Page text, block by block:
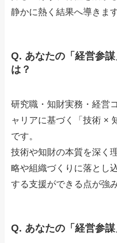
静かに熱く結果へ導きます
Q. あなたの「経営参
は？
研究職・知財実務・経営
ャリアに基づく「技術 ×
です。
技術や知財の本質を深く
略や組織づくりに落とし
する支援ができる点が強
Q. あなたの「経営参